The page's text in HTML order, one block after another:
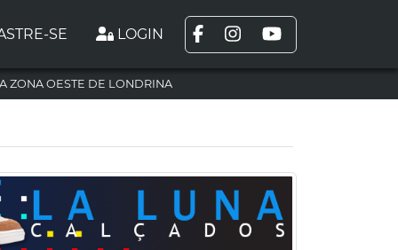
SE LOGIN
ZONA OESTE DE LONDRINA